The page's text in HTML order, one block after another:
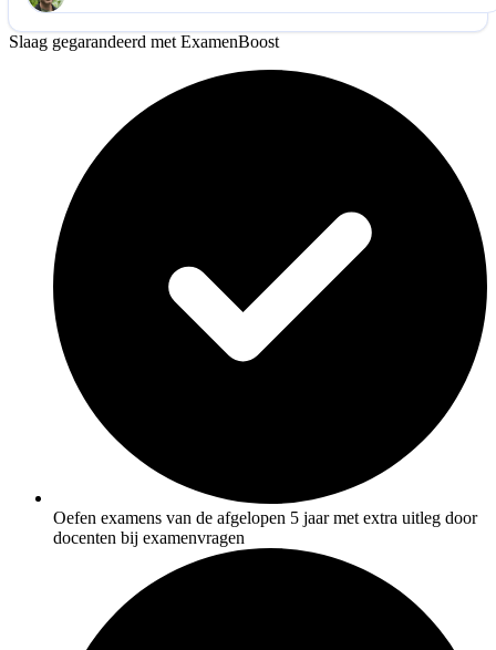
Help ons de video te verbeteren
De uitleg is onduidelijk
Informatie is onjuist
De docent is te langdradig
De uitleg gaat te langzaam
Afspelen werkte niet
Slaag gegarandeerd met ExamenBoost
Oefen examens van de afgelopen 5 jaar met extra uitleg door
docenten bij examenvragen